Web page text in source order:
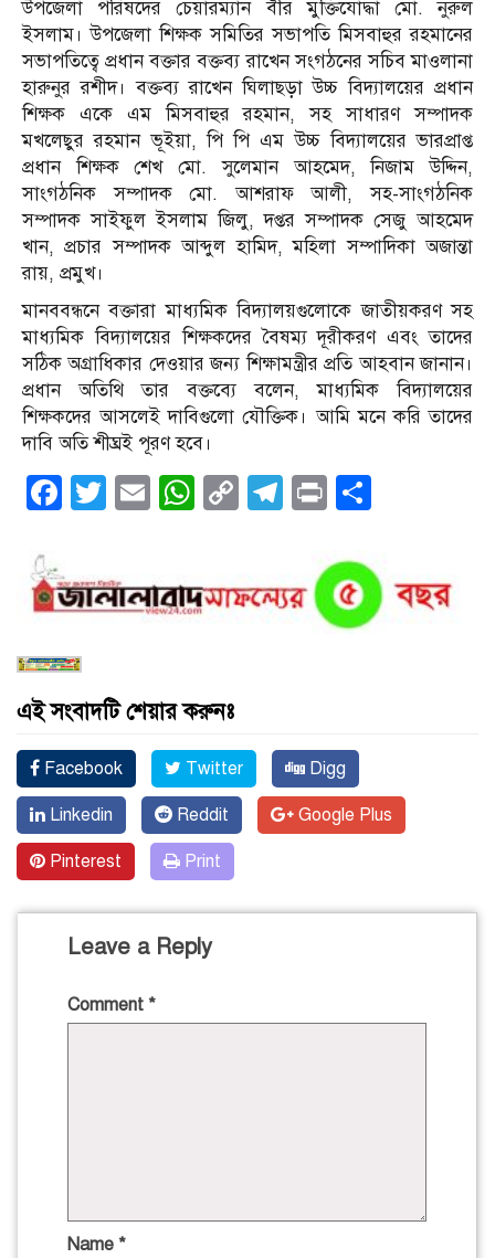
উপজেলা পরিষদের চেয়ারম্যান বীর মুক্তিযোদ্ধা মো. নুরুল
ইসলাম। উপজেলা শিক্ষক সমিতির সভাপতি মিসবাহুর রহমানের
সভাপতিত্বে প্রধান বক্তার বক্তব্য রাখেন সংগঠনের সচিব মাওলানা
হারুনুর রশীদ। বক্তব্য রাখেন ঘিলাছড়া উচ্চ বিদ্যালয়ের প্রধান
শিক্ষক একে এম মিসবাহুর রহমান, সহ সাধারণ সম্পাদক
মখলেছুর রহমান ভূইয়া, পি পি এম উচ্চ বিদ্যালয়ের ভারপ্রাপ্ত
প্রধান শিক্ষক শেখ মো. সুলেমান আহমেদ, নিজাম উদ্দিন,
সাংগঠনিক সম্পাদক মো. আশরাফ আলী, সহ-সাংগঠনিক
সম্পাদক সাইফুল ইসলাম জিলু, দপ্তর সম্পাদক সেজু আহমেদ
খান, প্রচার সম্পাদক আব্দুল হামিদ, মহিলা সম্পাদিকা অজান্তা
রায়, প্রমুখ।
মানববন্ধনে বক্তারা মাধ্যমিক বিদ্যালয়গুলোকে জাতীয়করণ সহ
মাধ্যমিক বিদ্যালয়ের শিক্ষকদের বৈষম্য দূরীকরণ এবং তাদের
সঠিক অগ্রাধিকার দেওয়ার জন্য শিক্ষামন্ত্রীর প্রতি আহবান জানান।
প্রধান অতিথি তার বক্তব্যে বলেন, মাধ্যমিক বিদ্যালয়ের
শিক্ষকদের আসলেই দাবিগুলো যৌক্তিক। আমি মনে করি তাদের
দাবি অতি শীঘ্রই পূরণ হবে।
Facebook
Twitter
EmailWhatsApp
CopyTelegram
Print
এই সংবাদটি শেয়ার করুনঃ
Facebook Twitter Digg
Linkedin Reddit Google Plus
Pinterest Print
Leave a Reply
Comment *
Name *